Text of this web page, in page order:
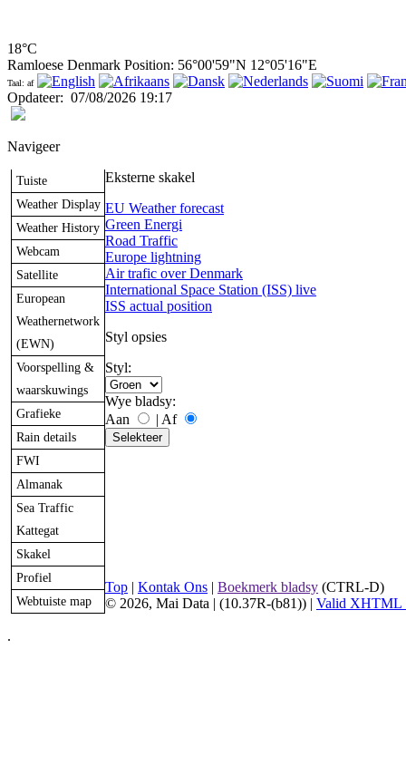
18°C
Ramloese Denmark Position: 56°00'59"N 12°05'16"E
Taal: af
Opdateer: 07/08/2026 19:17
Navigeer
Tuiste
Weather Display
Weather History
Webcam
Satellite
European
Weathernetwork
(EWN)
Voorspelling &
waarskuwings
Grafieke
Rain details
FWI
Almanak
Sea Traffic
Kattegat
Skakel
Profiel
Webtuiste map
Eksterne skakel
EU Weather forecast
Green Energi
Road Traffic
Europe lightning
Air trafic over Denmark
International Space Station (ISS) live
ISS actual position
Styl opsies
Styl:
Wye bladsy:
Aan
| Af
Top | Kontak Ons | Boekmerk bladsy (CTRL-D)
© 2026, Mai Data | (10.37R-(b81)) | Valid XHTML
.